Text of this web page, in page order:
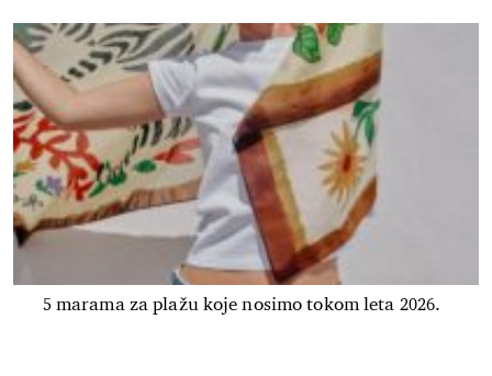
5 marama za plažu koje nosimo tokom leta 2026.